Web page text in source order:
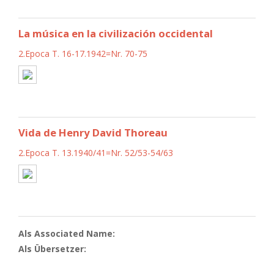
La música en la civilización occidental
2.Epoca T. 16-17.1942=Nr. 70-75
Vida de Henry David Thoreau
2.Epoca T. 13.1940/41=Nr. 52/53-54/63
Als Associated Name:
Als Übersetzer: